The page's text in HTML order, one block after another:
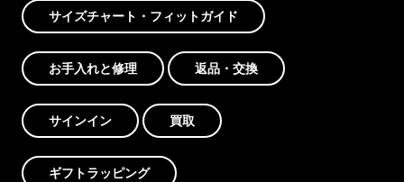
サイズチャート・フィットガイド
お手入れと修理 返品・交換
サインイン 買取
ギフトラッピング